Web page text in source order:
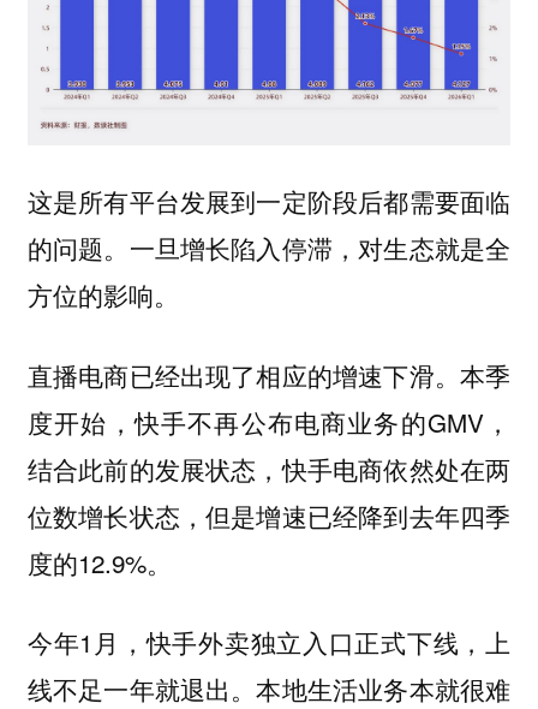
这是所有平台发展到一定阶段后都需要面临
的问题。一旦增长陷入停滞，对生态就是全
方位的影响。
直播电商已经出现了相应的增速下滑。本季
度开始，快手不再公布电商业务的GMV，
结合此前的发展状态，快手电商依然处在两
位数增长状态，但是增速已经降到去年四季
度的12.9%。
今年1月，快手外卖独立入口正式下线，上
线不足一年就退出。本地生活业务本就很难